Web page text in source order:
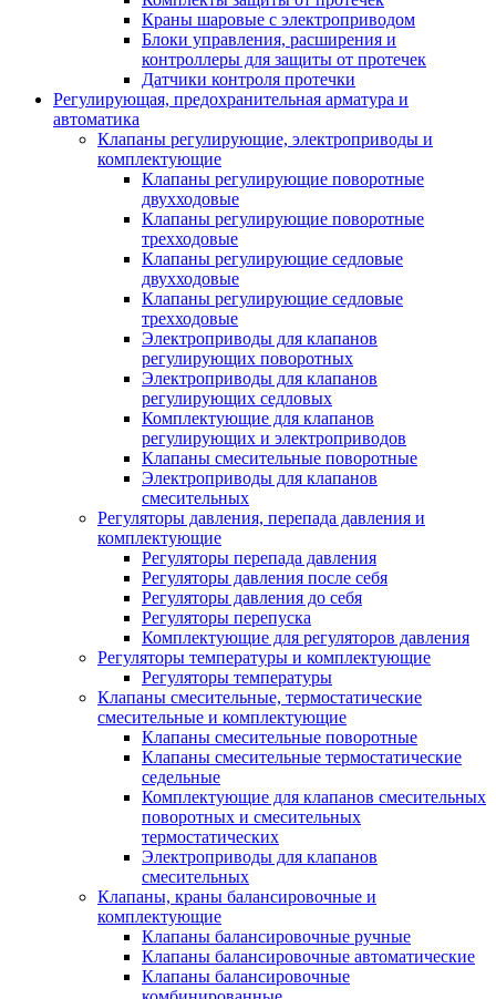
Краны шаровые с электроприводом
Блоки управления, расширения и
контроллеры для защиты от протечек
Датчики контроля протечки
Регулирующая, предохранительная арматура и
автоматика
Клапаны регулирующие, электроприводы и
комплектующие
Клапаны регулирующие поворотные
двухходовые
Клапаны регулирующие поворотные
трехходовые
Клапаны регулирующие седловые
двухходовые
Клапаны регулирующие седловые
трехходовые
Электроприводы для клапанов
регулирующих поворотных
Электроприводы для клапанов
регулирующих седловых
Комплектующие для клапанов
регулирующих и электроприводов
Клапаны смесительные поворотные
Электроприводы для клапанов
смесительных
Регуляторы давления, перепада давления и
комплектующие
Регуляторы перепада давления
Регуляторы давления после себя
Регуляторы давления до себя
Регуляторы перепуска
Комплектующие для регуляторов давления
Регуляторы температуры и комплектующие
Регуляторы температуры
Клапаны смесительные, термостатические
смесительные и комплектующие
Клапаны смесительные поворотные
Клапаны смесительные термостатические
седельные
Комплектующие для клапанов смесительных
поворотных и смесительных
термостатических
Электроприводы для клапанов
смесительных
Клапаны, краны балансировочные и
комплектующие
Клапаны балансировочные ручные
Клапаны балансировочные автоматические
Клапаны балансировочные